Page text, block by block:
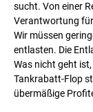
sucht. Von einer
Verantwortung
Wir müssen
entlasten. Die
Was nicht geht
Tankrabatt-Flop
übermäßige